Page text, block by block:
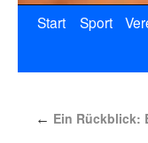
Start Sport
← Ein Rückblick: